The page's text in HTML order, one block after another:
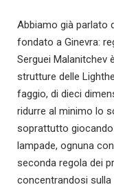
Abbiamo già parlato
fondato a Ginevra:
Serguei Malanitchev
strutture delle
faggio, di dieci
ridurre al minimo lo
soprattutto
lampade, ognuna
seconda regola dei
concentrandosi